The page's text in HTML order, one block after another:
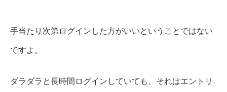
手当たり次第ログインした方がいいということではない
ですよ。
ダラダラと長時間ログインしていても、それはエントリ